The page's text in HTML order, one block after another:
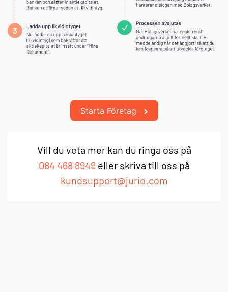
Starta Företag
Vill du veta mer kan du ringa oss på
084 468 8949eller skriva till oss på
kundsupport@jurio.com